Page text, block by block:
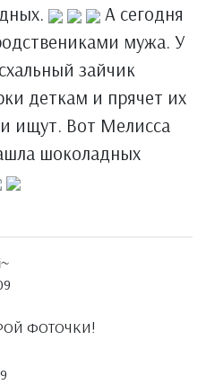
А сегодня
мужа. У
зайчик
деткам и прячет их
ищут. Вот Мелисса
шоколадных
ФОТОЧКИ!